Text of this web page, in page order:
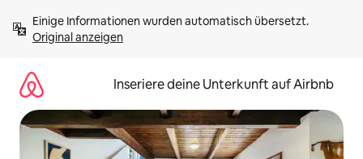
Inhalten
springenOriginal anzeigen
Inseriere deine Unterkunft auf Airbnb